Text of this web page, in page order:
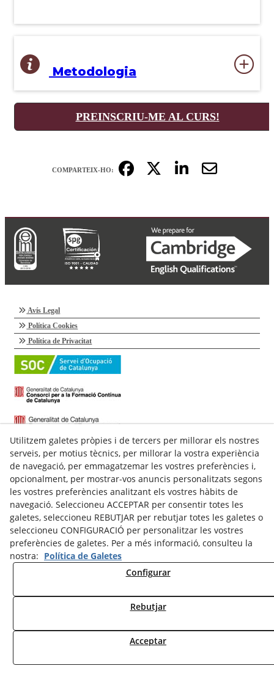
Metodologia
PREINSCRIU-ME AL CURS!
COMPARTEIX-HO:
Avís Legal
Política Cookies
Política de Privacitat
C/ Talladell, 7-9 Baixos
Espanya
973 311 143
Utilitzem galetes pròpies i de tercers per millorar els nostres
serveis, per motius tècnics, per millorar la vostra experiència
de navegació, per emmagatzemar les vostres preferències i,
opcionalment, per mostrar-vos anuncis personalitzats segons
les vostres preferències analitzant els vostres hàbits de
navegació. Seleccioneu ACCEPTAR per consentir totes les
galetes, seleccioneu REBUTJAR per rebutjar totes les galetes o
seleccioneu CONFIGURACIÓ per personalitzar les vostres
preferències de galetes. Per a més informació, consulteu la
nostra: Política de Galetes
Configurar
Rebutjar
Acceptar